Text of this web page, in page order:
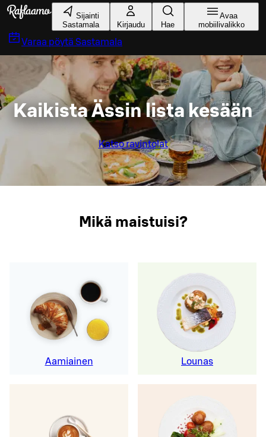
Siirry pääsisältöön
Sijainti
Sastamala
Kirjaudu Hae
Avaa
mobiilivalikko
Varaa pöytä Sastamala
Kaikista Ässin lista kesään
Katso ravintolat
Mikä maistuisi?
Aamiainen Lounas